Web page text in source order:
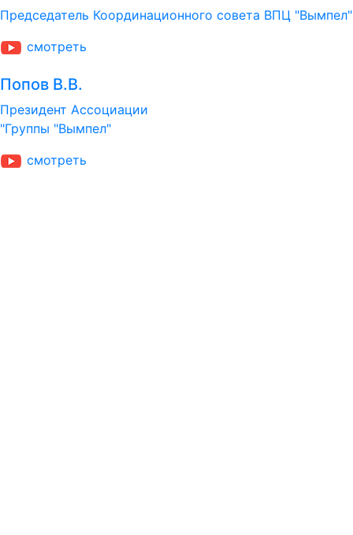
Председатель Координационного совета ВПЦ "Вымпел"
cмотреть
Попов В.В.
Президент Ассоциации
"Группы "Вымпел"
cмотреть